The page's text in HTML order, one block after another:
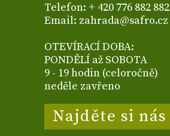
Telefon: + 420 776 882 882
Email: zahrada@safro.cz
OTEVÍRACÍ DOBA:
PONDĚLÍ až SOBOTA
9 - 19 hodin (celoročně)
neděle zavřeno
Najděte si nás